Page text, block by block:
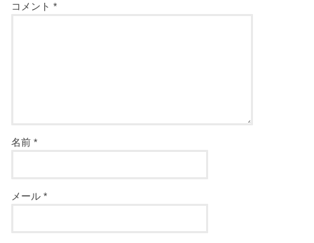
コメント*
名前*
メール*